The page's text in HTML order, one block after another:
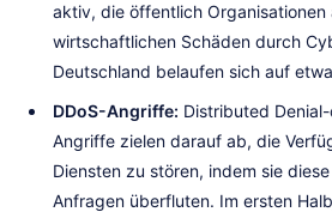
aktiv, die öffentlich Organisationen
wirtschaftlichen Schäden durch
Deutschland belaufen sich auf
DDoS-Angriffe: Distributed
Angriffe zielen darauf ab, die
Diensten zu stören, indem sie
Anfragen überfluten. Im ersten